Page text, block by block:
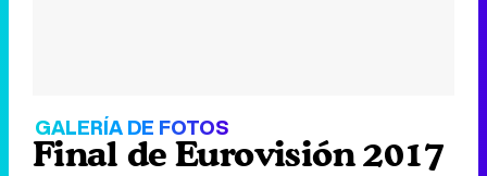
GALERÍA DE FOTOS
Final de Eurovisión 2017